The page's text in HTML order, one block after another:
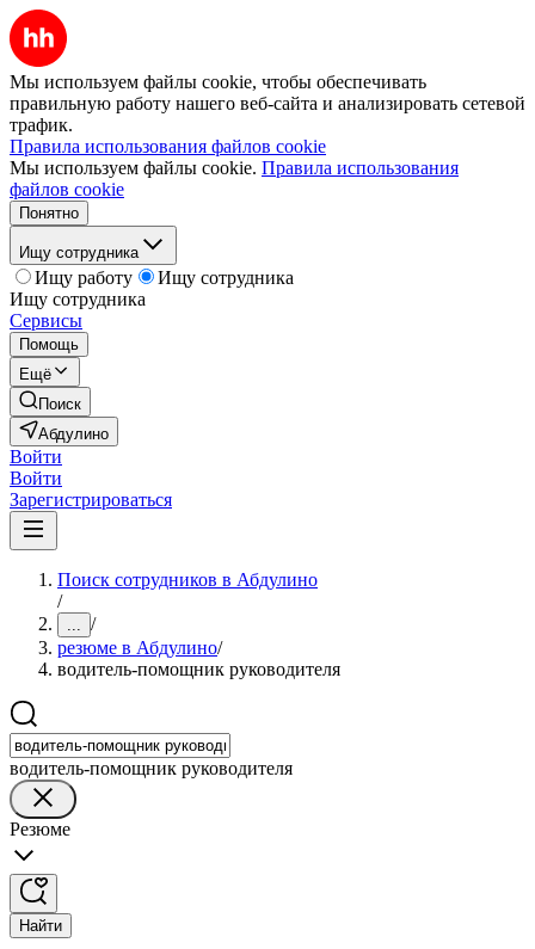
Мы используем файлы cookie, чтобы обеспечивать
правильную работу нашего веб-сайта и анализировать сетевой
трафик.
Правила использования файлов cookie
Мы используем файлы cookie. Правила использования
файлов cookie
Понятно
Ищу сотрудника
Ищу работу
Ищу сотрудника
Ищу сотрудника
Сервисы
Помощь
Ещё
Поиск
Абдулино
Войти
Войти
Зарегистрироваться
Поиск сотрудников в Абдулино
/
... /
резюме в Абдулино/
водитель-помощник руководителя
водитель-помощник руководителя
Резюме
Найти